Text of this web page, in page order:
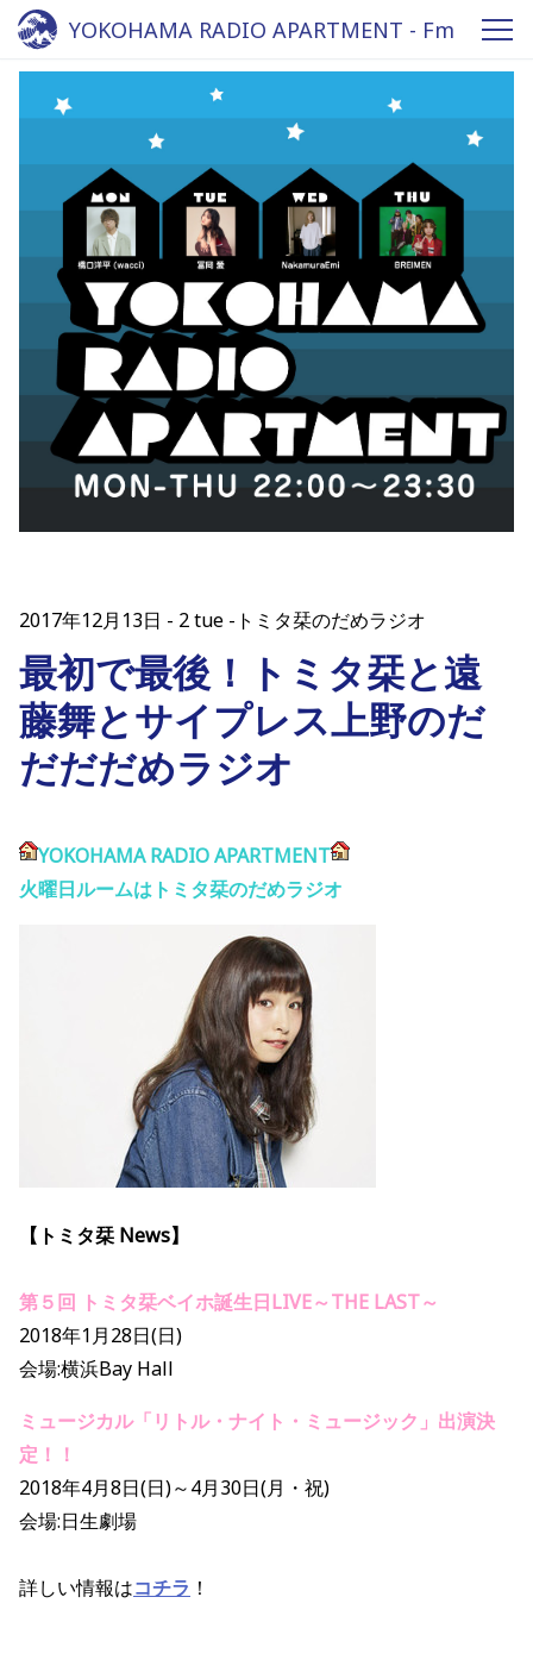
YOKOHAMA RADIO APARTMENT - Fm
yokohama 84.7
2017年12月13日 2 tue -トミタ栞のだめラジオ
最初で最後！トミタ栞と遠
藤舞とサイプレス上野のだ
だだだめラジオ
YOKOHAMA RADIO APARTMENT
火曜日ルームはトミタ栞のだめラジオ
【トミタ栞 News】
第５回 トミタ栞ベイホ誕生日LIVE～THE LAST～
2018年1月28日(日)
会場:横浜Bay Hall
ミュージカル「リトル・ナイト・ミュージック」出演決
定！！
2018年4月8日(日)～4月30日(月・祝)
会場:日生劇場
詳しい情報はコチラ ！